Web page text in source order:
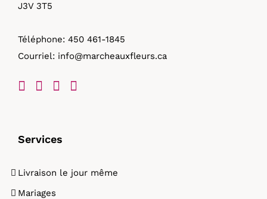
J3V 3T5
Téléphone: 450 461-1845
Courriel: info@marcheauxfleurs.ca
Services
Livraison le jour même
Mariages